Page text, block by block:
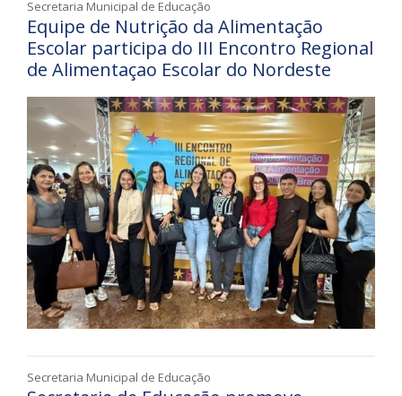
Secretaria Municipal de Educação
Equipe de Nutrição da Alimentação
Escolar participa do III Encontro Regional
de Alimentaçao Escolar do Nordeste
Secretaria Municipal de Educação